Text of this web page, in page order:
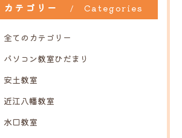
カテゴリー Categories
全てのカテゴリー
パソコン教室ひだまり
安土教室
近江八幡教室
水口教室